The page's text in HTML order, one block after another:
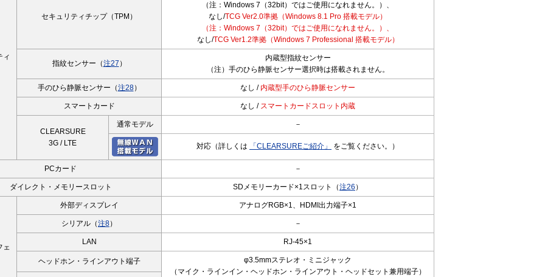
ィ
セキュリティチップ（TPM）
（注：Windows 7（32bit）ではご使用になれません。）、
なし/TCG Ver2.0準拠（Windows 8.1 Pro 搭載モデル）
（注：Windows 7（32bit）ではご使用になれません。）、
なし/TCG Ver1.2準拠（Windows 7 Professional 搭載モデル）
指紋センサー（注27 ）
内蔵型指紋センサー
（注）手のひら静脈センサー選択時は搭載されません。
手のひら静脈センサー（注28） なし / 内蔵型手のひら静脈センサー
スマートカード なし / スマートカードスロット内蔵
CLEARSURE
3G / LTE
通常モデル －
対応（詳しくは 「CLEARSUREご紹介」 をご覧ください。）
PCカード －
ダイレクト・メモリースロット SDメモリーカード×1スロット（注26 ）
ェ
外部ディスプレイ アナログRGB×1、HDMI出力端子×1
シリアル（注8） －
LAN RJ-45×1
ヘッドホン・ラインアウト端子
φ3.5mmステレオ・ミニジャック
（マイク・ラインイン・ヘッドホン・ラインアウト・ヘッドセット兼用端子）